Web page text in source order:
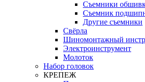
Съемники
Съемник
Другие съемники
Свёрла
Шиномонтажный
Электроинструмент
Молоток
Набор головок
КРЕПЕЖ